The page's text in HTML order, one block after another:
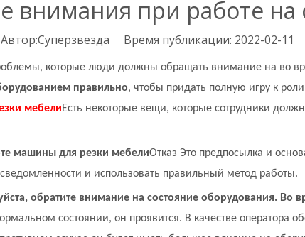
при работе на
Время публикации: 2022-02-
которые люди должны обращать внимание на во
правильно, чтобы придать полную игру к
мебелиЕсть некоторые вещи, которые сотрудники
машины для резки мебелиОтказ Это предпосылка и
и использовать правильный метод работы.
обратите внимание на состояние оборудования.
состоянии, он проявится. В качестве оператора